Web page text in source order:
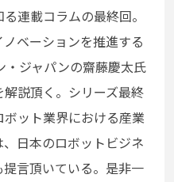
連載コラムの最終回。
ベーションを推進する
・ジャパンの齋藤慶太氏
説頂く。シリーズ最終
ット業界における産業
日本のロボットビジネ
言頂いている。是非一